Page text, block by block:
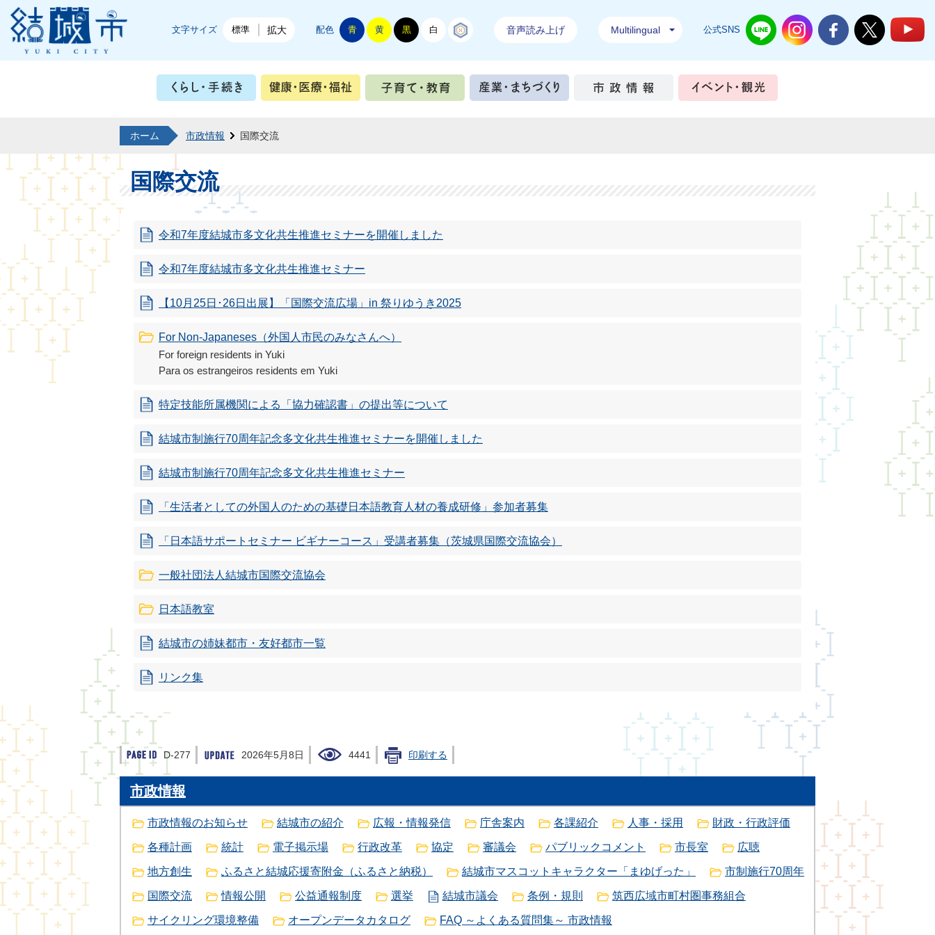
結城市公式ホームページ
文字サイズ 標準 拡大 配色 青 黄 黒 白 音声読み上げ Multilingual 公式SNS 結城市公式LINE結城市公式Instagram
結城市公式Facebook
結城市公式
くらし・手続き 健康・医療・福祉 子育て・教育 産業・まちづくり 市政情報
ホーム 市政情報 国際交流
国際交流
令和7年度結城市多文化共生推進セミナーを開催しました
令和7年度結城市多文化共生推進セミナー
【10月25日･26日出展】「国際交流広場」in 祭りゆうき2025
For Non-Japaneses（外国人市民のみなさんへ）
For foreign residents in Yuki
Para os estrangeiros residents em Yuki
特定技能所属機関による「協力確認書」の提出等について
結城市制施行70周年記念多文化共生推進セミナーを開催しました
結城市制施行70周年記念多文化共生推進セミナー
「生活者としての外国人のための基礎日本語教育人材の養成研修」参加者募集
「日本語サポートセミナー ビギナーコース」受講者募集（茨城県国際交流協会）
一般社団法人結城市国際交流協会
日本語教室
結城市の姉妹都市・友好都市一覧
リンク集
D-277 2026年5月8日 4441 印刷する
市政情報
市政情報のお知らせ 結城市の紹介 広報・情報発信 庁舎案内 各課紹介 人事・採用 財政・行政評価
各種計画 統計 電子掲示場 行政改革 協定 審議会 パブリックコメント 市長室 広聴
地方創生 ふるさと結城応援寄附金（ふるさと納税） 結城市マスコットキャラクター「まゆげった」 市制施行70周年
国際交流 情報公開 公益通報制度 選挙 結城市議会 条例・規則 筑西広域市町村圏事務組合
サイクリング環境整備 オープンデータカタログ FAQ ～よくある質問集～ 市政情報